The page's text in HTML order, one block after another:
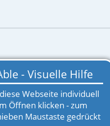
EHS-LOGIN